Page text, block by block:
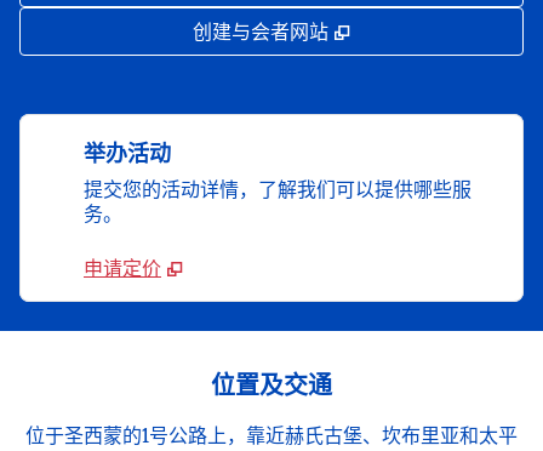
创建与会者网站 ,
举办活动
提交您的活动详情，了解我们可以提供哪些服
务。
申请定价
位置及交通
位于圣西蒙的1号公路上，靠近赫氏古堡、坎布里亚和太平